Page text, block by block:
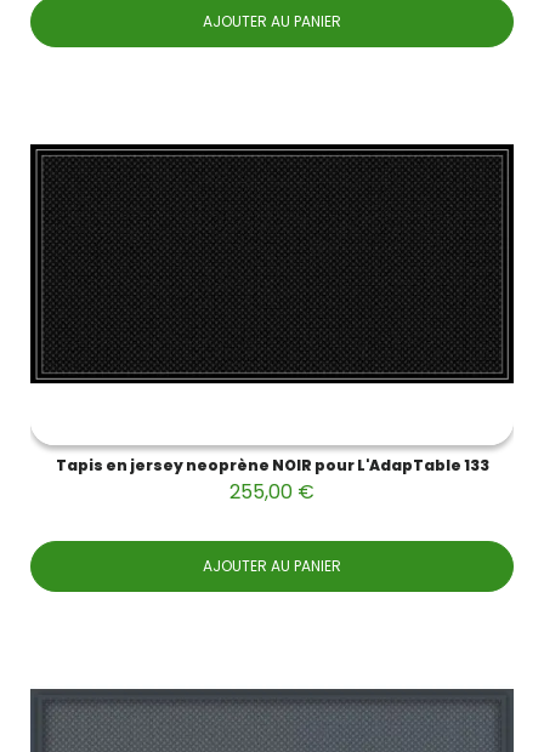
AJOUTER AU PANIER
Tapis en jersey neoprène NOIR pour L'AdapTable 133
255,00 €
AJOUTER AU PANIER